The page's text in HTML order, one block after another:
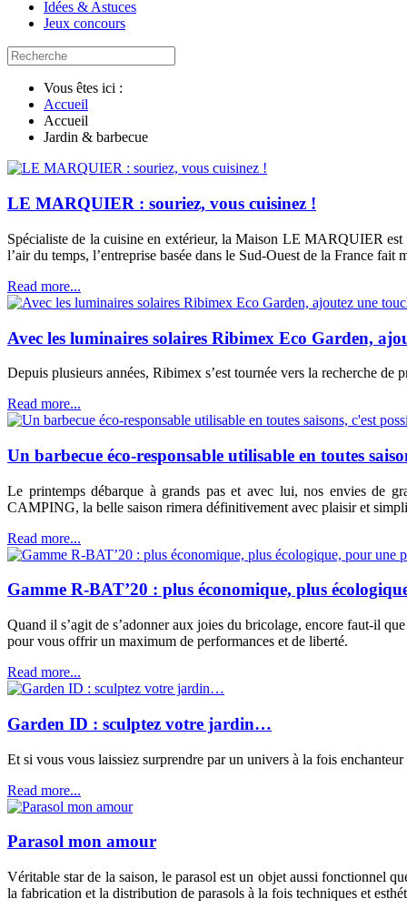
Idées & Astuces
Jeux concours
Vous êtes ici :
Accueil
Accueil
Jardin & barbecue
LE MARQUIER : souriez, vous cuisinez !
Spécialiste de la cuisine en extérieur, la Maison LE MARQUIER est
l’air du temps, l’entreprise basée dans le Sud-Ouest de la France fait
Read more...
Avec les luminaires solaires Ribimex Eco Garden,
Depuis plusieurs années, Ribimex s’est tournée vers la recherche
Read more...
Un barbecue éco-responsable utilisable en toutes
Le printemps débarque à grands pas et avec lui, nos envies de
CAMPING, la belle saison rimera définitivement avec plaisir et
Read more...
Gamme R-BAT’20 : plus économique, plus
Quand il s’agit de s’adonner aux joies du bricolage, encore faut-il
pour vous offrir un maximum de performances et de liberté.
Read more...
Garden ID : sculptez votre jardin…
Et si vous vous laissiez surprendre par un univers à la fois
Read more...
Parasol mon amour
Véritable star de la saison, le parasol est un objet aussi fonctionnel
la fabrication et la distribution de parasols à la fois techniques et